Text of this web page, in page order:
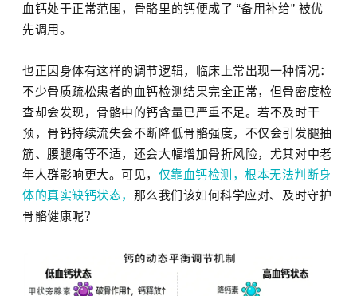
血钙处于正常范围，骨骼里的钙便成了 “备用补给” 被优
先调用。
也正因身体有这样的调节逻辑，临床上常出现一种情况：
不少骨质疏松患者的血钙检测结果完全正常，但骨密度检
查却会发现，骨骼中的钙含量已严重不足。若不及时干
预，骨钙持续流失会不断降低骨骼强度，不仅会引发腿抽
筋、腰腿痛等不适，还会大幅增加骨折风险，尤其对中老
年人群影响更大。可见， 仅靠血钙检测，根本无法判断身
体的真实缺钙状态， 那么我们该如何科学应对、及时守护
骨骼健康呢？